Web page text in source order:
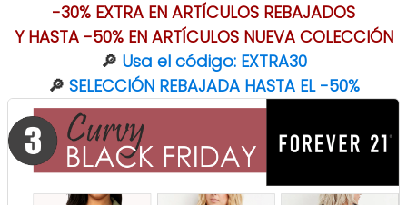
-30% EXTRA EN ARTÍCULOS REBAJADOS
Y HASTA -50% EN ARTÍCULOS NUEVA COLECCIÓN
🔎 Usa el código: EXTRA30
🔎 SELECCIÓN REBAJADA HASTA EL -50%